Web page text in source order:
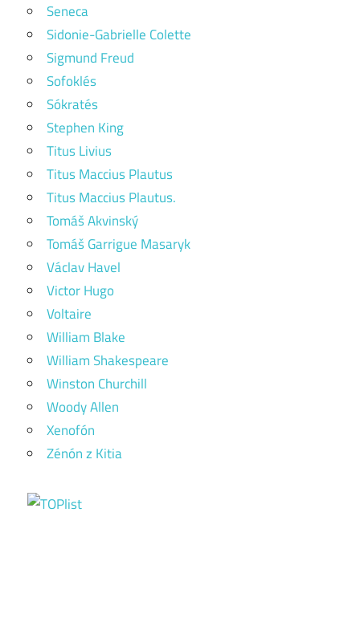
Seneca
Sidonie-Gabrielle Colette
Sigmund Freud
Sofoklés
Sókratés
Stephen King
Titus Livius
Titus Maccius Plautus
Titus Maccius Plautus.
Tomáš Akvinský
Tomáš Garrigue Masaryk
Václav Havel
Victor Hugo
Voltaire
William Blake
William Shakespeare
Winston Churchill
Woody Allen
Xenofón
Zénón z Kitia